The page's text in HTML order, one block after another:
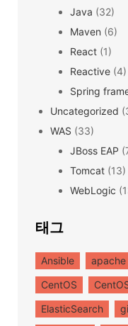
Java (32)
Maven (6)
React (1)
Reactive (4)
Spring
Uncategorized
WAS (33)
JBoss EAP
Tomcat (13)
WebLogic
태그
Ansible apache
CentOS
ElasticSearch